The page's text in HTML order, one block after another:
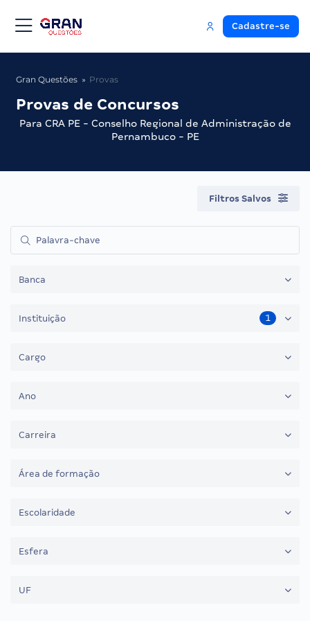
Cadastre-se
Gran Questões Provas
Provas de Concursos
Para CRA PE - Conselho Regional de Administração de
Pernambuco - PE
Filtros Salvos
Banca
Instituição 1
Cargo
Ano
Carreira
Área de formação
Escolaridade
Esfera
UF